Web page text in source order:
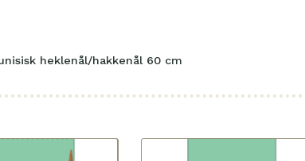
heklenål/hakkenål 60 cm